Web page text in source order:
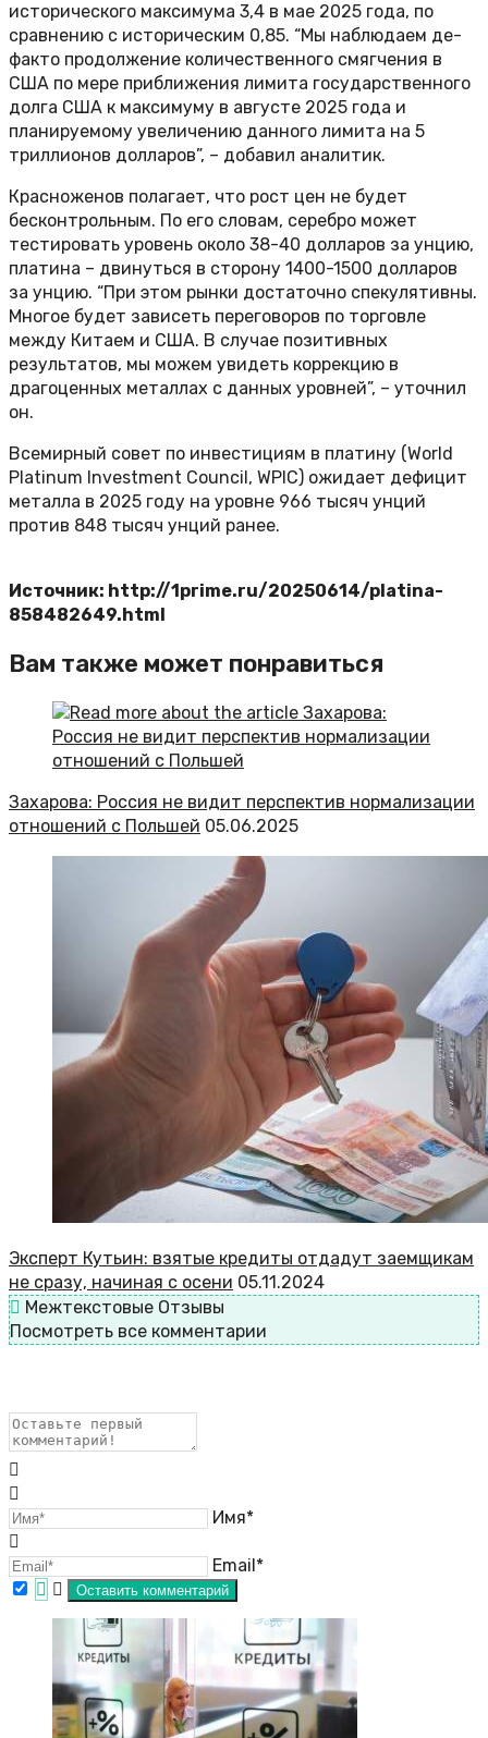
исторического максимума 3,4 в мае 2025 года, по
сравнению с историческим 0,85. “Мы наблюдаем де-
факто продолжение количественного смягчения в
США по мере приближения лимита государственного
долга США к максимуму в августе 2025 года и
планируемому увеличению данного лимита на 5
триллионов долларов”, – добавил аналитик.
Красноженов полагает, что рост цен не будет
бесконтрольным. По его словам, серебро может
тестировать уровень около 38-40 долларов за унцию,
платина – двинуться в сторону 1400-1500 долларов
за унцию. “При этом рынки достаточно спекулятивны.
Многое будет зависеть переговоров по торговле
между Китаем и США. В случае позитивных
результатов, мы можем увидеть коррекцию в
драгоценных металлах с данных уровней”, – уточнил
он.
Всемирный совет по инвестициям в платину (World
Platinum Investment Council, WPIC) ожидает дефицит
металла в 2025 году на уровне 966 тысяч унций
против 848 тысяч унций ранее.
Источник: http://1prime.ru/20250614/platina-
858482649.html
Вам также может понравиться
Захарова: Россия не видит перспектив нормализации
отношений с Польшей 05.06.2025
Эксперт Кутьин: взятые кредиты отдадут заемщикам
не сразу, начиная с осени 05.11.2024
Межтекстовые Отзывы
Посмотреть все комментарии
Имя*
Email*